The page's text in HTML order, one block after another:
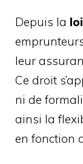
Depuis la
leur
Ce droit
ni de
ainsi la
en fonction